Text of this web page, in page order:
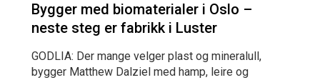
Bygger med biomaterialer i Oslo –
neste steg er fabrikk i Luster
GODLIA: Der mange velger plast og mineralull,
bygger Matthew Dalziel med hamp, leire og